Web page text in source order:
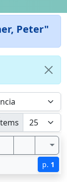
Peter"
p. 1